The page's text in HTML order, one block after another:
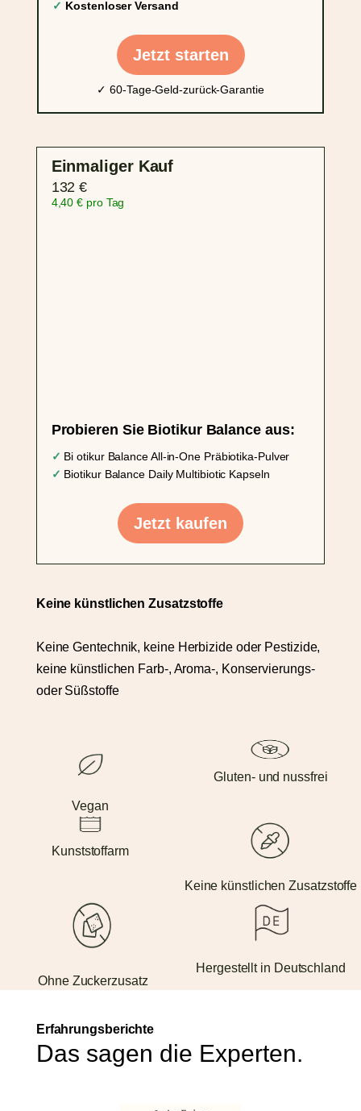
✓ Kostenloser Versand
Jetzt starten
✓ 60-Tage-Geld-zurück-Garantie
Einmaliger Kauf
132 €
4,40 € pro Tag
Probieren Sie Biotikur Balance aus:
✓ Bi otikurBalance All-in-One Präbiotika-Pulver
✓ Biotikur Balance Daily Multibiotic Kapseln
Jetzt kaufen
Keine künstlichen Zusatzstoffe
Keine Gentechnik, keine Herbizide oder Pestizide,
keine künstlichen Farb-, Aroma-, Konservierungs-
oder Süßstoffe
Vegan
Gluten- und nussfrei
Kunststoffarm
Keine künstlichen Zusatzstoffe
Ohne Zuckerzusatz
Hergestellt in Deutschland
Erfahrungsberichte
Das sagen die Experten.